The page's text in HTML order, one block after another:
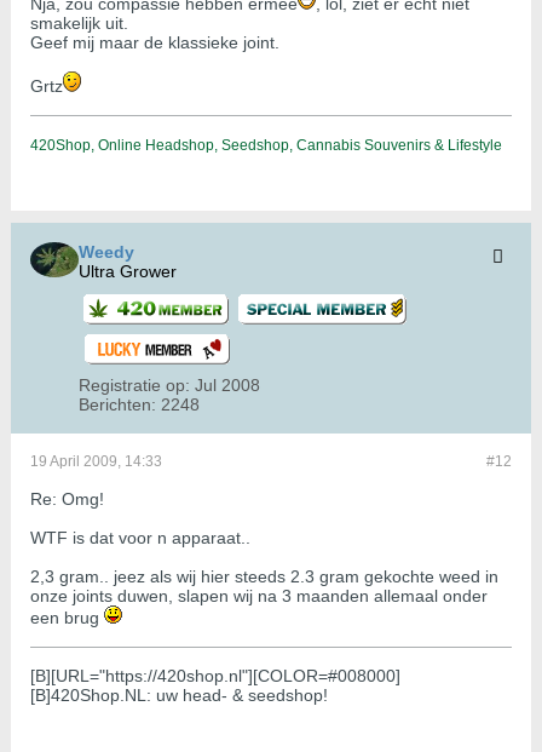
smakelijk uit.
Geef mij maar de klassieke joint.
Grtz
420Shop, Online Headshop, Seedshop, Cannabis Souvenirs & Lifestyle
Weedy
Ultra Grower
Registratie op: Jul 2008
Berichten: 2248
#12
19 April 2009, 14:33
Re: Omg!
WTF is dat voor n apparaat..
2,3 gram.. jeez als wij hier steeds 2.3 gram gekochte weed in
onze joints duwen, slapen wij na 3 maanden allemaal onder
een brug
[B][URL="https://420shop.nl"][COLOR=#008000]
[B]420Shop.NL: uw head- & seedshop!